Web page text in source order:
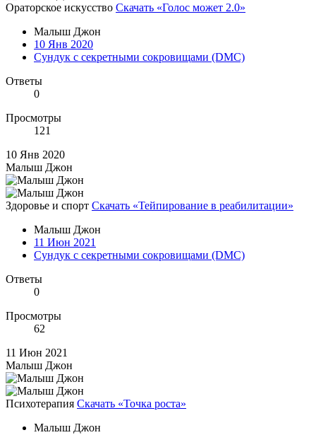
Ораторское искусство Скачать «Голос может 2.0»
Малыш Джон
10 Янв 2020
Сундук с секретными сокровищами (DMC)
Ответы
0
Просмотры
121
10 Янв 2020
Малыш Джон
Здоровье и спорт Скачать «Тейпирование в реабилитации»
Малыш Джон
11 Июн 2021
Сундук с секретными сокровищами (DMC)
Ответы
0
Просмотры
62
11 Июн 2021
Малыш Джон
Психотерапия Скачать «Точка роста»
Малыш Джон